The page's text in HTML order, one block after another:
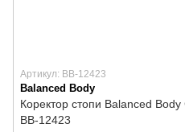
Артикул: BB-12423
Balanced Body
Коректор стопи Balanced
BB-12423